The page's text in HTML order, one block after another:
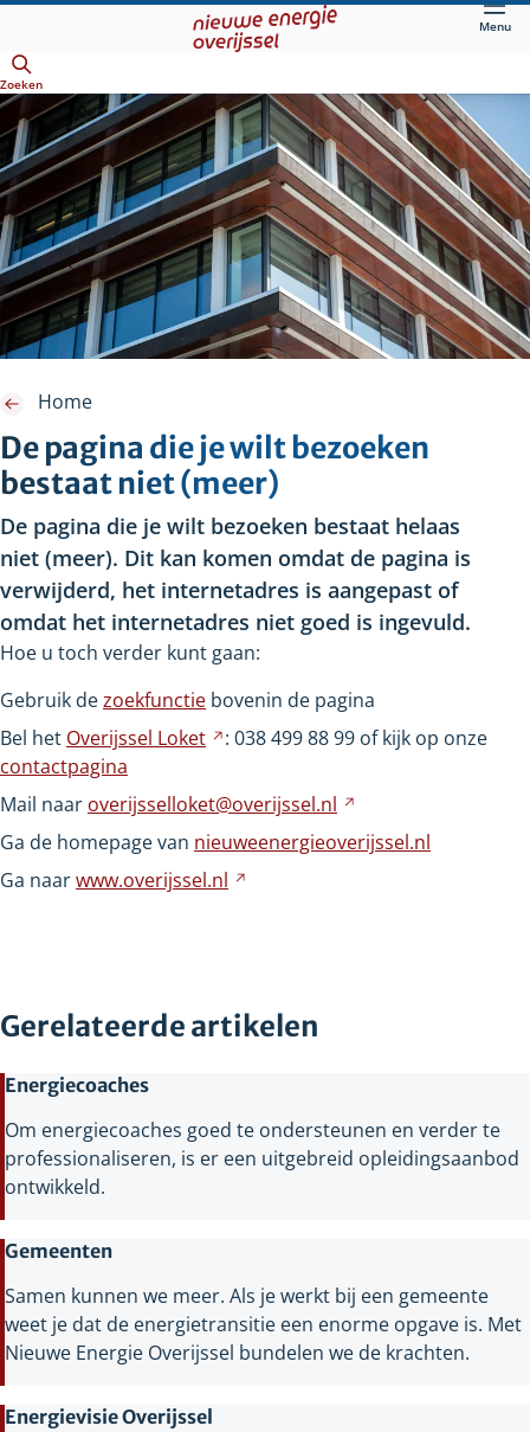
hoofdinhoud
Menu
Zoeken
De pagina die je wilt bezoeken
bestaat niet (meer)
Home
De pagina die je wilt bezoeken bestaat helaas
niet (meer). Dit kan komen omdat de pagina is
verwijderd, het internetadres is aangepast of
omdat het internetadres niet goed is ingevuld.
Hoe u toch verder kunt gaan:
Gebruik dezoekfunctie bovenin de pagina
Bel het Overijssel Loket
Verwijst
een
andere
website
: 0384998899 of kijk op onze
contactpagina
Mail naar overijsselloket@overijssel.nl
naar
een
Ga de homepage van nieuweenergieoverijssel.nl
Ga naarwww.overijssel.nl
Gerelateerde artikelen
Energiecoaches
Om energiecoaches goed te ondersteunen en verder te
professionaliseren, is er een uitgebreid opleidingsaanbod
ontwikkeld.
Gemeenten
Samen kunnen we meer. Als je werkt bij een gemeente
weet je dat de energietransitie een enorme opgave is. Met
Nieuwe Energie Overijssel bundelen we de krachten.
Energievisie Overijssel